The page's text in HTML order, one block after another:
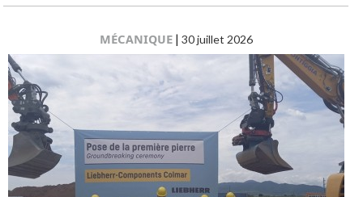
MÉCANIQUE| 30 juillet 2026